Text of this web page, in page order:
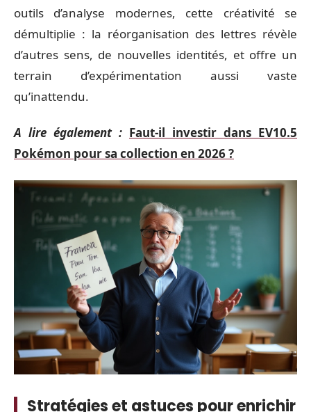
outils d’analyse modernes, cette créativité se
démultiplie : la réorganisation des lettres révèle
d’autres sens, de nouvelles identités, et offre un
terrain d’expérimentation aussi vaste
qu’inattendu.
A lire également : Faut-il investir dans EV10.5
Pokémon pour sa collection en 2026 ?
Stratégies et astuces pour enrichir